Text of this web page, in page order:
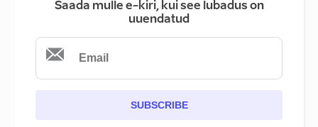
Saada mulle e-kiri, kui see lubadus on
uuendatud
SUBSCRIBE